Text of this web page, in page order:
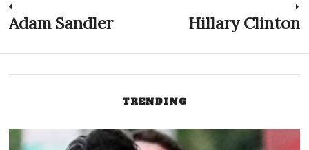
Innleggsnavigasjon
Previous
Adam Sandler Hillary Clinton
TRENDING